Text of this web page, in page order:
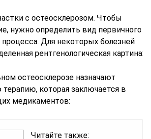
с остеосклерозом. Чтобы
нужно определить вид первичного
процесса. Для некоторых болезней
рентгенологическая картина:
остеосклерозе назначают
которая заключается в
медикаментов:
Читайте также: